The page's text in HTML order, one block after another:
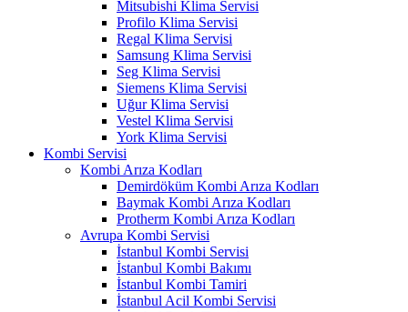
Mitsubishi Klima Servisi
Profilo Klima Servisi
Regal Klima Servisi
Samsung Klima Servisi
Seg Klima Servisi
Siemens Klima Servisi
Uğur Klima Servisi
Vestel Klima Servisi
York Klima Servisi
Kombi Servisi
Kombi Arıza Kodları
Demirdöküm Kombi Arıza Kodları
Baymak Kombi Arıza Kodları
Protherm Kombi Arıza Kodları
Avrupa Kombi Servisi
İstanbul Kombi Servisi
İstanbul Kombi Bakımı
İstanbul Kombi Tamiri
İstanbul Acil Kombi Servisi